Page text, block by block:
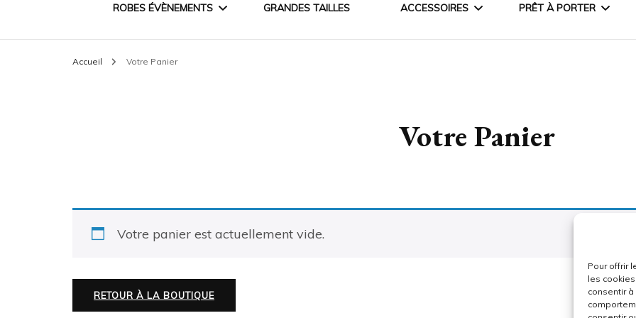
Pour offrir
les
consentir
ROBES ÉVÈNEMENTS GRANDES TAILLES ACCESSOIRES
JUPONS
PRÊT À PORTER
PULLS & GILETS
BLOUSES ET
Accueil Votre Panier
Votre Panier
Votre panier est actuellement vide.
RETOUR À LA BOUTIQUE